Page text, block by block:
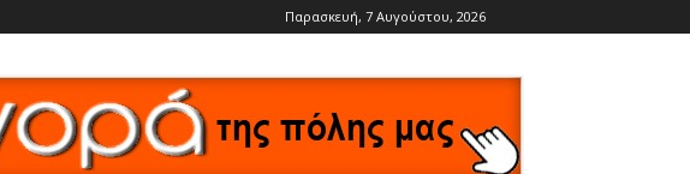
Παρασκευή, 7 Αυγούστου, 2026